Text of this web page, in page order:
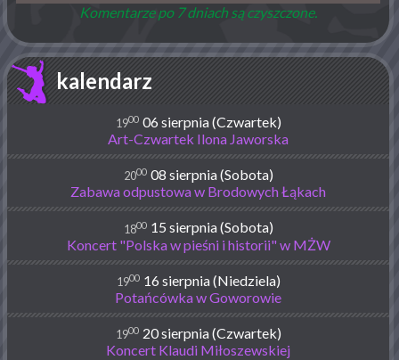
Komentarze po 7 dniach są czyszczone.
kalendarz
1900 06 sierpnia (Czwartek)
Art-Czwartek Ilona Jaworska
2000 08 sierpnia (Sobota)
Zabawa odpustowa w Brodowych Łąkach
1800 15 sierpnia (Sobota)
Koncert "Polska w pieśni i historii" w MŻW
1900 16 sierpnia (Niedziela)
Potańcówka w Goworowie
1900 20 sierpnia (Czwartek)
Koncert Klaudi Miłoszewskiej